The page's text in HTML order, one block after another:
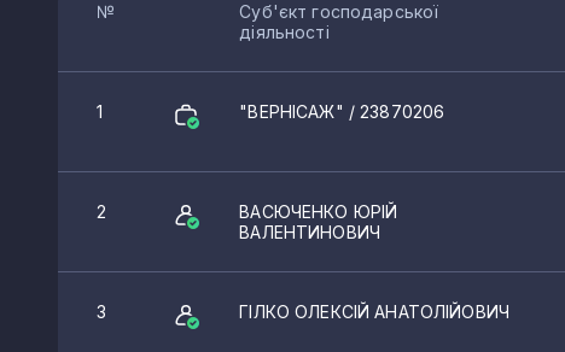
№
Суб'єкт господарської
діяльності
1 "ВЕРНІСАЖ" / 23870206
2
ВАСЮЧЕНКО ЮРІЙ
ВАЛЕНТИНОВИЧ
3 ГІЛКО ОЛЕКСІЙ АНАТОЛІЙОВИЧ